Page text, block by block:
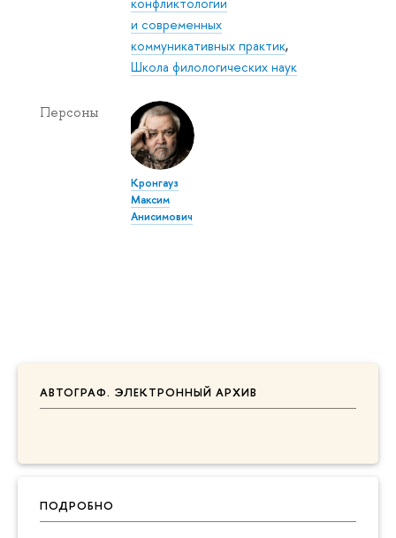
АВТОГРАФ. ЭЛЕКТРОННЫЙ АРХИВ
ПОДРОБНО
и современных
коммуникативных практик,
Школа филологических наук
Персоны
Кронгауз
Максим
Анисимович